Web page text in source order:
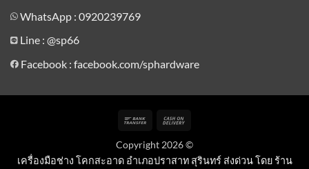
WhatsApp : 0920239769
Line : @sp66
Facebook : facebook.com/sphardware
Bank
Delivery
Copyright 2026 ©
เครื่องมือช่าง โคกสะอาด อำเภอปราสาท สุรินทร์ ส่งด่วน โดย ร้าน